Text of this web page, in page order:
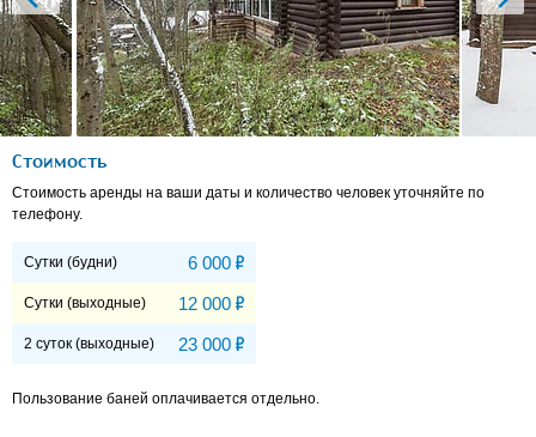
prev next
Стоимость
Стоимость аренды на ваши даты и количество человек уточняйте по
телефону.
Сутки (будни) 6 000 Р
Сутки (выходные) 12 000 Р
2 суток (выходные) 23 000 Р
Пользование баней оплачивается отдельно.